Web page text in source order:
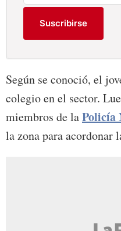
Suscribirse
Según se conoció, el
colegio en el sector.
miembros de laPolicía
la zona para acordonar